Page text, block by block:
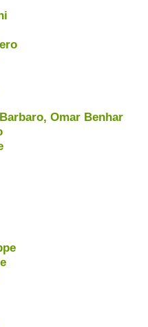
Omar Benhar